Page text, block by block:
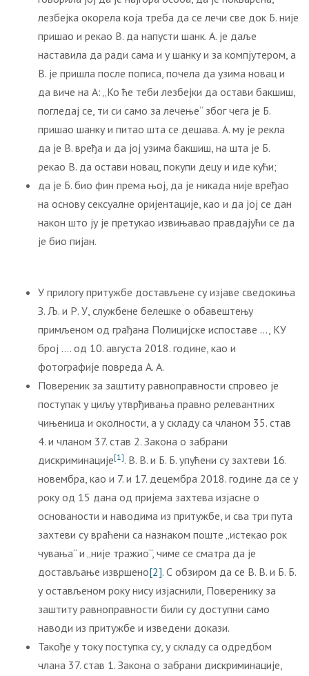
лезбејка окорела која треба да се лечи све док Б. није
пришао и рекао В. да напусти шанк. А. је даље
наставила да ради сама и у шанку и за компјутером, а
В. је пришла после пописа, почела да узима новац и
да виче на А: „Ко ће теби лезбејки да остави бакшиш,
погледај се, ти си само за лечење“ због чега је Б.
пришао шанку и питао шта се дешава. А. му је рекла
да је В. вређа и да јој узима бакшиш, на шта је Б.
рекао В. да остави новац, покупи децу и иде кући;
да је Б. био фин према њој, да је никада није вређао
на основу сексуалне оријентације, као и да јој се дан
након што ју је претукао извињавао правдајући се да
је био пијан.
У прилогу притужбе достављене су изјаве сведокиња
З. Љ. и Р. У, службене белешке о обавештењу
примљеном од грађана Полицијске испоставе …, КУ
број …. од 10. августа 2018. године, као и
фотографије повреда А. А.
Повереник за заштиту равноправности спровео је
поступак у циљу утврђивања правно релевантних
чињеница и околности, a у складу са чланом 35. став
4. и чланом 37. став 2. Закона о забрани
дискриминације[1]. В. В. и Б. Б. упућени су захтеви 16.
новембра, као и 7. и 17. децембра 2018. године да се у
року од 15 дана од пријема захтева изјасне о
основаности и наводима из притужбе, и сва три пута
захтеви су враћени са назнаком поште „истекао рок
чувања“ и „није тражио“, чиме се сматра да је
достављање извршено[2]. С обзиром да се В. В. и Б. Б.
у остављеном року нису изјаснили, Поверенику за
заштиту равноправности били су доступни само
наводи из притужбе и изведени докази.
Такође у току поступка су, у складу са одредбом
члана 37. став 1. Закона о забрани дискриминације,